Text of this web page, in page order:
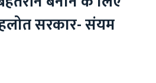
सरकार- संयम